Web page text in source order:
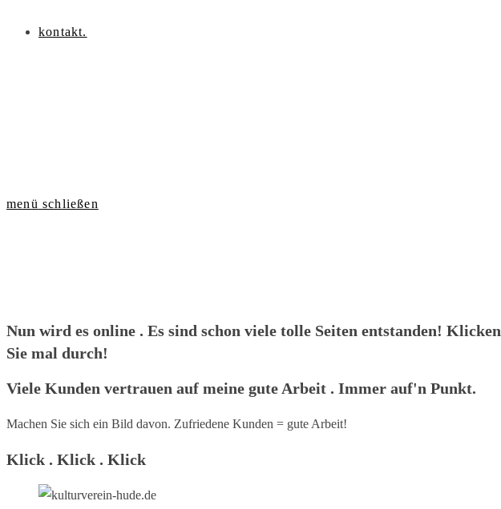
kontakt.
menü schließen
Nun wird es online . Es sind schon viele tolle Seiten entstanden! Klicken
Sie mal durch!
Viele Kunden vertrauen auf meine gute Arbeit . Immer auf'n Punkt.
Machen Sie sich ein Bild davon. Zufriedene Kunden = gute Arbeit!
Klick . Klick . Klick